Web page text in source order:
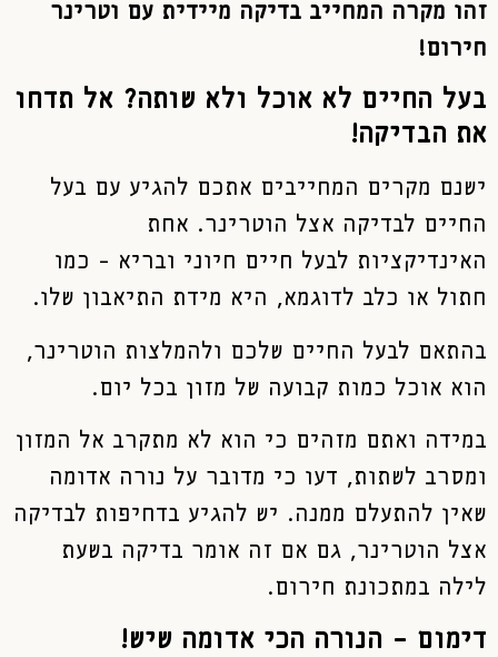
זהו מקרה המחייב בדיקה מיידית עם וטרינר
חירום!
בעל החיים לא אוכל ולא שותה? אל תדחו
את הבדיקה!
ישנם מקרים המחייבים אתכם להגיע עם בעל
החיים לבדיקה אצל הוטרינר. אחת
האינדיקציות לבעל חיים חיוני ובריא – כמו
חתול או כלב לדוגמא, היא מידת התיאבון שלו.
בהתאם לבעל החיים שלכם ולהמלצות הוטרינר,
הוא אוכל כמות קבועה של מזון בכל יום.
במידה ואתם מזהים כי הוא לא מתקרב אל המזון
ומסרב לשתות, דעו כי מדובר על נורה אדומה
שאין להתעלם ממנה. יש להגיע בדחיפות לבדיקה
אצל הוטרינר, גם אם זה אומר בדיקה בשעת
לילה במתכונת חירום.
דימום – הנורה הכי אדומה שיש!